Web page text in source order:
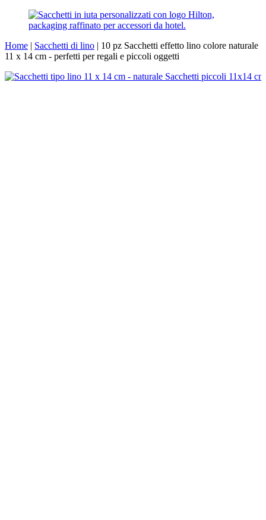
Home | Sacchetti di lino | 10 pz Sacchetti effetto lino colore naturale
11 x 14 cm - perfetti per regali e piccoli oggetti